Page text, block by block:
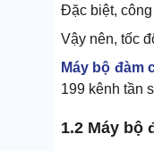
Đặc biệt,
Vậy nên, tốc
Máy bộ đàm
199 kênh tần
1.2 Máy bộ